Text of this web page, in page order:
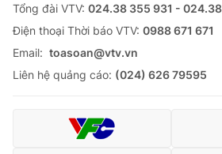
Tổng đài VTV: 024.38 355 931 -
Ðiện thoại Thời báo VTV: 0988 671 671
Email: toasoan@vtv.vn
Liên hệ quảng cáo: (024) 626 79595